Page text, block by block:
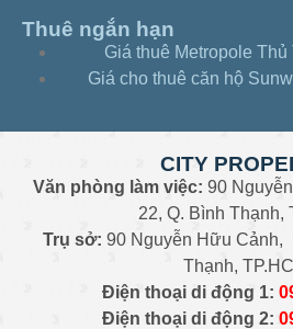
Căn hộ Sunwah 2pn -căn
e4233014
Căn hộ Sunwah 1pn-view
Căn hộ Sunwah 1pn –
thất – e4215044
Căn hộ Sunwah 1pn-full
Căn hộ Sunwah Pearl 2pn
– d2225074
Căn hộ Sunwah Pearl 2pn
Sunwah – s4224074
Căn hộ Sunwah Pearl 1pn
Thuê ngắn hạn
Giá thuê Metropole
Giá cho thuê căn hộ
CITY
Văn phòng làm việc: 90
22, Q. Bình Thạnh,
Trụ sở: 90 Nguyễn Hữu Cảnh,
Thạnh,
Điện thoại di động 1:
Điện thoại di động 2: 0